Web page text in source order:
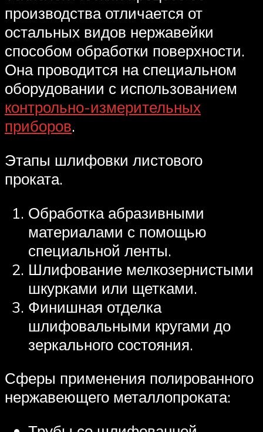
производства отличается от
остальных видов нержавейки
способом обработки поверхности.
Она проводится на специальном
оборудовании с использованием
контрольно-измерительных
приборов.
Этапы шлифовки листового
проката.
Обработка абразивными
материалами с помощью
специальной ленты.
Шлифование мелкозернистыми
шкурками или щетками.
Финишная отделка
шлифовальными кругами до
зеркального состояния.
Сферы применения полированного
нержавеющего металлопроката: